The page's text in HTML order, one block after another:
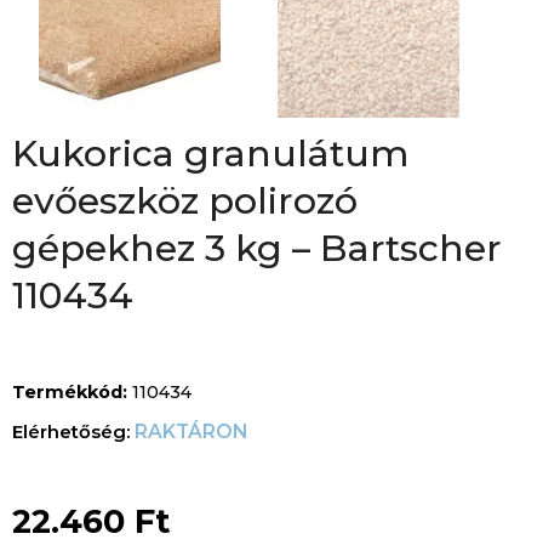
Kukorica granulátum
evőeszköz polirozó
gépekhez 3 kg – Bartscher
110434
Termékkód: 110434
RAKTÁRON
22.460 Ft